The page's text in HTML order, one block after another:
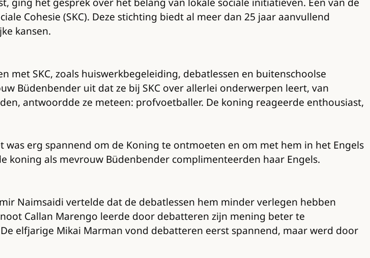
Cohesie (SKC). Deze stichting biedt al meer dan 25 jaar aanvullend
kansen.
SKC, zoals huiswerkbegeleiding, debatlessen en buitenschoolse
Büdenbender uit dat ze bij SKC over allerlei onderwerpen leert, van
antwoordde ze meteen: profvoetballer. De koning reageerde enthousiast,
was erg spannend om de Koning te ontmoeten en om met hem in het Engels
koning als mevrouw Büdenbender complimenteerden haar Engels.
Naimsaidi vertelde dat de debatlessen hem minder verlegen hebben
Callan Marengo leerde door debatteren zijn mening beter te
elfjarige Mikai Marman vond debatteren eerst spannend, maar werd door